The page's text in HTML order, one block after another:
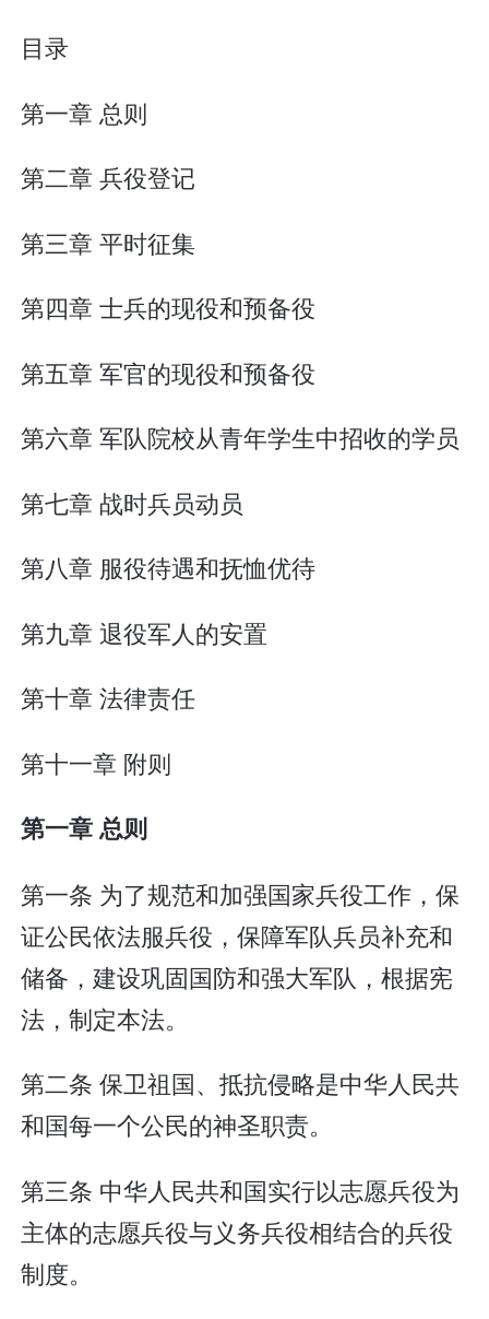
目录
第一章 总则
第二章 兵役登记
第三章 平时征集
第四章 士兵的现役和预备役
第五章 军官的现役和预备役
第六章 军队院校从青年学生中招收的学员
第七章 战时兵员动员
第八章 服役待遇和抚恤优待
第九章 退役军人的安置
第十章 法律责任
第十一章 附则
第一章 总则
第一条 为了规范和加强国家兵役工作，保
证公民依法服兵役，保障军队兵员补充和
储备，建设巩固国防和强大军队，根据宪
法，制定本法。
第二条 保卫祖国、抵抗侵略是中华人民共
和国每一个公民的神圣职责。
第三条 中华人民共和国实行以志愿兵役为
主体的志愿兵役与义务兵役相结合的兵役
制度。